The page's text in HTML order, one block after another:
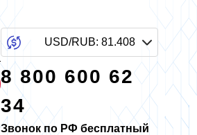
USD/RUB: 81.408
8 800 600 62
34
Звонок по РФ бесплатный